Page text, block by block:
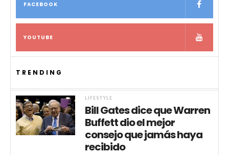
FACEBOOK
YOUTUBE
TRENDING
LIFESTYLE
Bill Gates dice que Warren
Buffett dio el mejor
consejo que jamás haya
recibido